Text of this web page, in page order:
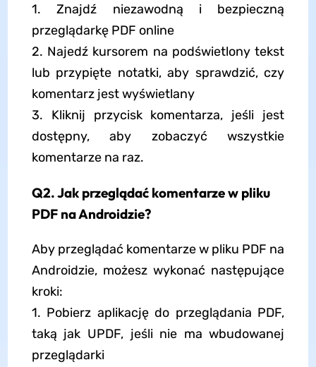
1. Znajdź niezawodną i bezpieczną
przeglądarkę PDF online
2. Najedź kursorem na podświetlony tekst
lub przypięte notatki, aby sprawdzić, czy
komentarz jest wyświetlany
3. Kliknij przycisk komentarza, jeśli jest
dostępny, aby zobaczyć wszystkie
komentarze na raz.
Q2. Jak przeglądać komentarze w pliku
PDF na Androidzie?
Aby przeglądać komentarze w pliku PDF na
Androidzie, możesz wykonać następujące
kroki:
1. Pobierz aplikację do przeglądania PDF,
taką jak UPDF, jeśli nie ma wbudowanej
przeglądarki